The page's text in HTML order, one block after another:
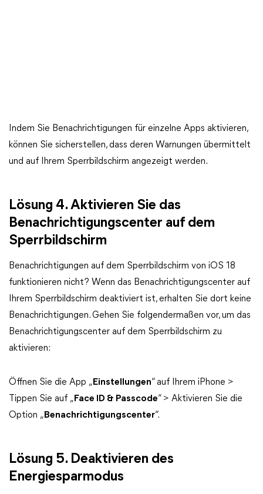
Indem Sie Benachrichtigungen für einzelne Apps aktivieren,
können Sie sicherstellen, dass deren Warnungen übermittelt
und auf Ihrem Sperrbildschirm angezeigt werden.
Lösung 4. Aktivieren Sie das
Benachrichtigungscenter auf dem
Sperrbildschirm
Benachrichtigungen auf dem Sperrbildschirm von iOS 18
funktionieren nicht? Wenn das Benachrichtigungscenter auf
Ihrem Sperrbildschirm deaktiviert ist, erhalten Sie dort keine
Benachrichtigungen. Gehen Sie folgendermaßen vor, um das
Benachrichtigungscenter auf dem Sperrbildschirm zu
aktivieren:
Öffnen Sie die App „ Einstellungen“ auf Ihrem iPhone >
Tippen Sie auf „ Face ID & Passcode“ > Aktivieren Sie die
Option „ Benachrichtigungscenter“.
Lösung 5. Deaktivieren des
Energiesparmodus